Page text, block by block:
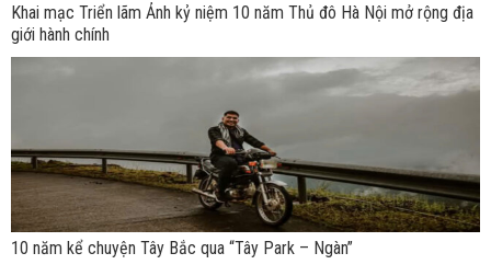
Khai mạc Triển lãm Ảnh kỷ niệm 10 năm Thủ đô Hà Nội mở rộng địa
giới hành chính
10 năm kể chuyện Tây Bắc qua “Tây Park – Ngàn”